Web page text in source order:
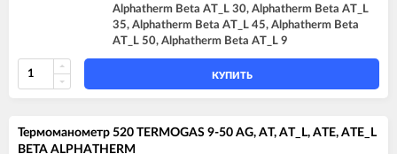
Alphatherm Beta AT_L 30, Alphatherm Beta AT_L
35, Alphatherm Beta AT_L 45, Alphatherm Beta
AT_L 50, Alphatherm Beta AT_L 9
КУПИТЬ
Термоманометр 520 TERMOGAS 9-50 AG, AT, AT_L, ATE, ATE_L
BETA ALPHATHERM